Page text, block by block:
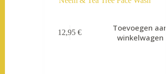
12,95€
Toevoegen aan
winkelwagen